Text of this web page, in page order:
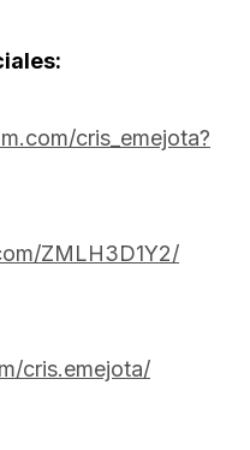
cris_emejota?
ZMLH3D1Y2/
cris.emejota/